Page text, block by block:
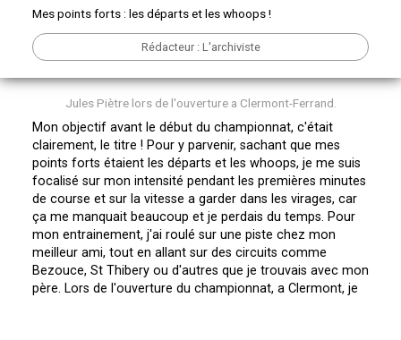
Mes points forts : les départs et les whoops !
Rédacteur : L'archiviste
Jules Piètre lors de l'ouverture a Clermont-Ferrand.
Mon objectif avant le début du championnat, c'était
clairement, le titre ! Pour y parvenir, sachant que mes
points forts étaient les départs et les whoops, je me suis
focalisé sur mon intensité pendant les premières minutes
de course et sur la vitesse a garder dans les virages, car
ça me manquait beaucoup et je perdais du temps. Pour
mon entrainement, j'ai roulé sur une piste chez mon
meilleur ami, tout en allant sur des circuits comme
Bezouce, St Thibery ou d'autres que je trouvais avec mon
père. Lors de l'ouverture du championnat, a Clermont, je